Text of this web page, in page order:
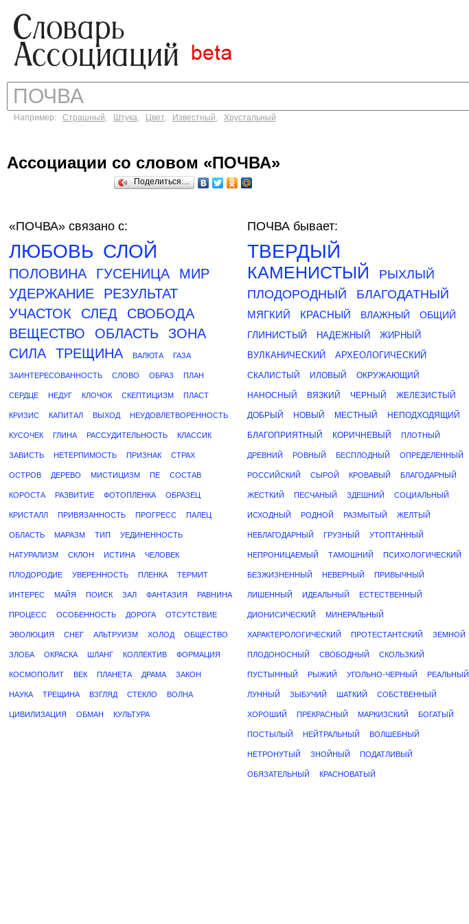
Например: Страшный, Штука, Цвет, Известный, Хрустальный
Ассоциации со словом «ПОЧВА»
Поделиться…
«ПОЧВА» связано с:
ЛЮБОВЬ СЛОЙ
ПОЛОВИНА ГУСЕНИЦА
МИР
УДЕРЖАНИЕ
РЕЗУЛЬТАТ
УЧАСТОК
СЛЕД
СВОБОДА
ВЕЩЕСТВО
ОБЛАСТЬ
ЗОНА
СИЛА
ТРЕЩИНА ВАЛЮТА ГАЗА
ЗАИНТЕРЕСОВАННОСТЬ СЛОВО ОБРАЗ ПЛАН
СЕРДЦЕ НЕДУГ КЛОЧОК СКЕПТИЦИЗМ ПЛАСТ
КРИЗИС КАПИТАЛ ВЫХОД НЕУДОВЛЕТВОРЕННОСТЬ
КУСОЧЕК ГЛИНА РАССУДИТЕЛЬНОСТЬ КЛАССИК
ЗАВИСТЬ НЕТЕРПИМОСТЬ ПРИЗНАК СТРАХ
ОСТРОВ ДЕРЕВО МИСТИЦИЗМ ПЕ СОСТАВ
КОРОСТА РАЗВИТИЕ ФОТОПЛЕНКА ОБРАЗЕЦ
КРИСТАЛЛ ПРИВЯЗАННОСТЬ ПРОГРЕСС ПАЛЕЦ
ОБЛАСТЬ МАРАЗМ ТИП УЕДИНЕННОСТЬ
НАТУРАЛИЗМ СКЛОН ИСТИНА ЧЕЛОВЕК
ПЛОДОРОДИЕ УВЕРЕННОСТЬ ПЛЕНКА ТЕРМИТ
ИНТЕРЕС МАЙЯ ПОИСК ЗАЛ ФАНТАЗИЯ РАВНИНА
ПРОЦЕСС ОСОБЕННОСТЬ ДОРОГА ОТСУТСТВИЕ
ЭВОЛЮЦИЯ СНЕГ АЛЬТРУИЗМ ХОЛОД ОБЩЕСТВО
ЗЛОБА ОКРАСКА ШЛАНГ КОЛЛЕКТИВ ФОРМАЦИЯ
КОСМОПОЛИТ ВЕК ПЛАНЕТА ДРАМА ЗАКОН
НАУКА ТРЕЩИНА ВЗГЛЯД СТЕКЛО ВОЛНА
ЦИВИЛИЗАЦИЯ ОБМАН КУЛЬТУРА
ПОЧВА бывает:
ТВЕРДЫЙ
КАМЕНИСТЫЙ
РЫХЛЫЙ
ПЛОДОРОДНЫЙ
БЛАГОДАТНЫЙ
МЯГКИЙ КРАСНЫЙ ВЛАЖНЫЙ
ОБЩИЙ
ГЛИНИСТЫЙ
НАДЕЖНЫЙ
ЖИРНЫЙ
ВУЛКАНИЧЕСКИЙ
АРХЕОЛОГИЧЕСКИЙ
СКАЛИСТЫЙ ИЛОВЫЙ ОКРУЖАЮЩИЙ
НАНОСНЫЙ ВЯЗКИЙ ЧЕРНЫЙ ЖЕЛЕЗИСТЫЙ
ДОБРЫЙ НОВЫЙ МЕСТНЫЙ НЕПОДХОДЯЩИЙ
БЛАГОПРИЯТНЫЙ КОРИЧНЕВЫЙ ПЛОТНЫЙ
ДРЕВНИЙ РОВНЫЙ БЕСПЛОДНЫЙ ОПРЕДЕЛЕННЫЙ
РОССИЙСКИЙ СЫРОЙ КРОВАВЫЙ БЛАГОДАРНЫЙ
ЖЕСТКИЙ ПЕСЧАНЫЙ ЗДЕШНИЙ СОЦИАЛЬНЫЙ
ИСХОДНЫЙ РОДНОЙ РАЗМЫТЫЙ ЖЕЛТЫЙ
НЕБЛАГОДАРНЫЙ ГРУЗНЫЙ УТОПТАННЫЙ
НЕПРОНИЦАЕМЫЙ ТАМОШНИЙ ПСИХОЛОГИЧЕСКИЙ
БЕЗЖИЗНЕННЫЙ НЕВЕРНЫЙ ПРИВЫЧНЫЙ
ЛИШЕННЫЙ ИДЕАЛЬНЫЙ ЕСТЕСТВЕННЫЙ
ДИОНИСИЧЕСКИЙ МИНЕРАЛЬНЫЙ
ХАРАКТЕРОЛОГИЧЕСКИЙ ПРОТЕСТАНТСКИЙ ЗЕМНОЙ
ПЛОДОНОСНЫЙ СВОБОДНЫЙ СКОЛЬЗКИЙ
ПУСТЫННЫЙ РЫЖИЙ УГОЛЬНО-ЧЕРНЫЙ РЕАЛЬНЫЙ
ЛУННЫЙ ЗЫБУЧИЙ ШАТКИЙ СОБСТВЕННЫЙ
ХОРОШИЙ ПРЕКРАСНЫЙ МАРКИЗСКИЙ БОГАТЫЙ
ПОСТЫЛЫЙ НЕЙТРАЛЬНЫЙ ВОЛШЕБНЫЙ
НЕТРОНУТЫЙ ЗНОЙНЫЙ ПОДАТЛИВЫЙ
ОБЯЗАТЕЛЬНЫЙ КРАСНОВАТЫЙ